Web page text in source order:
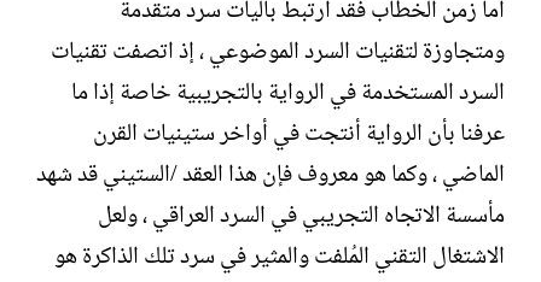
أما زمن الخطاب فقد ارتبط بٱليات سرد متقدمة
ومتجاوزة لتقنيات السرد الموضوعي ، إذ اتصفت تقنيات
السرد المستخدمة في الرواية بالتجريبية خاصة إذا ما
عرفنا بأن الرواية أنتجت في أواخر ستينيات القرن
الماضي ، وكما هو معروف فإن هذا العقد /الستيني قد شهد
مأسسة الاتجاه التجريبي في السرد العراقي ، ولعل
الاشتغال التقني المُلفت والمثير في سرد تلك الذاكرة هو